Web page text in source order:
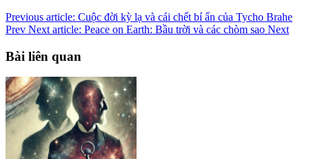
Previous article: Cuộc đời kỳ lạ và cái chết bí ẩn của Tycho Brahe
Prev Next article: Peace on Earth: Bầu trời và các chòm sao Next
Bài liên quan